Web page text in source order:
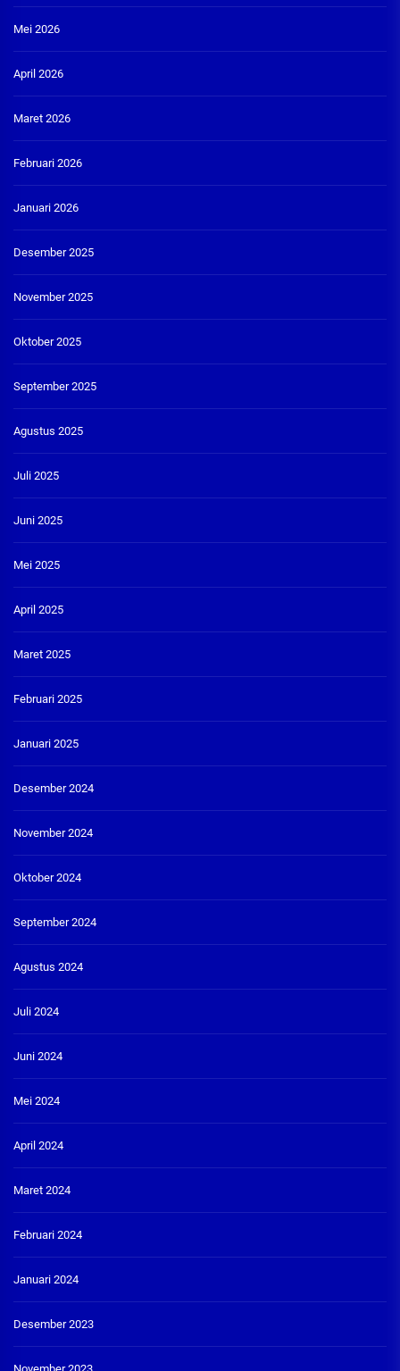
Mei 2026
April 2026
Maret 2026
Februari 2026
Januari 2026
Desember 2025
November 2025
Oktober 2025
September 2025
Agustus 2025
Juli 2025
Juni 2025
Mei 2025
April 2025
Maret 2025
Februari 2025
Januari 2025
Desember 2024
November 2024
Oktober 2024
September 2024
Agustus 2024
Juli 2024
Juni 2024
Mei 2024
April 2024
Maret 2024
Februari 2024
Januari 2024
Desember 2023